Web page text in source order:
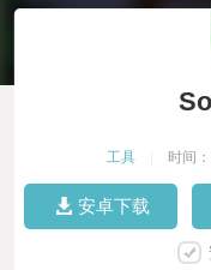
工具 时间
安卓下载